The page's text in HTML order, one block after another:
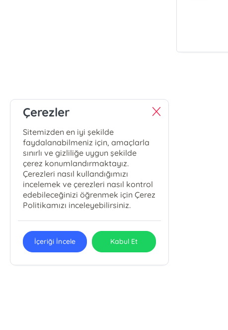
Çerezler
Sitemizden en iyi şekilde
faydalanabilmeniz için, amaçlarla
sınırlı ve gizliliğe uygun şekilde
çerez konumlandırmaktayız.
Çerezleri nasıl kullandığımızı
incelemek ve çerezleri nasıl kontrol
edebileceğinizi öğrenmek için Çerez
Politikamızı inceleyebilirsiniz.
İçeriği İncele Kabul Et